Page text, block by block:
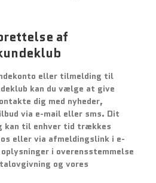
af
eller tilmelding til
kan du vælge at give
dig med nyheder,
via e-mail eller sms. Dit
til enhver tid trækkes
eller via afmeldingslink i e-
i overensstemmelse
og vores